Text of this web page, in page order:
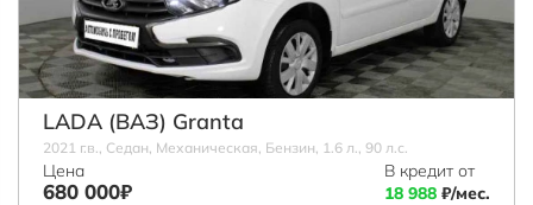
LADA (ВАЗ) Granta
2021 г.в., Седан, Механическая, Бензин, 1.6 л., 90 л.с.
Цена
680 000₽
В кредит от
18 988 ₽/мес.